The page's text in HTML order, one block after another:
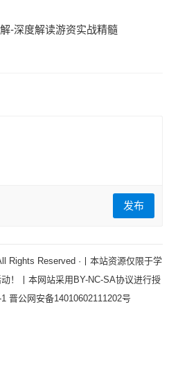
-深度解读游资实战精髓
发布
Rights Reserved ·丨本站资源仅限于学
！丨本网站采用BY-NC-SA协议进行授
1晋公网安备14010602111202号